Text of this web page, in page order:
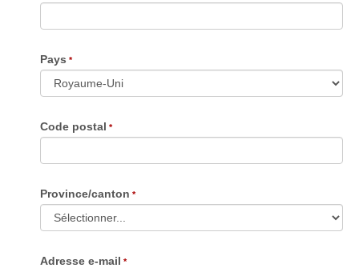
Pays
Code postal
Province/canton
Adresse e-mail